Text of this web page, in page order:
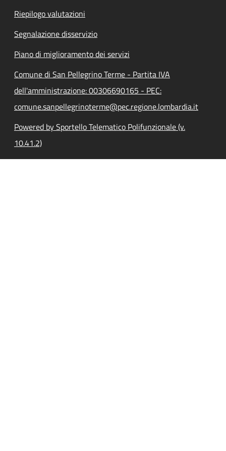
Riepilogo valutazioni
Segnalazione disservizio
Piano di miglioramento dei servizi
Comune di San Pellegrino Terme - Partita IVA
dell'amministrazione: 00306690165 - PEC:
comune.sanpellegrinoterme@pec.regione.lombardia.it
Powered by Sportello Telematico Polifunzionale (v.
10.41.2)